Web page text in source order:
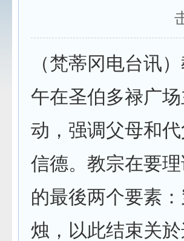
（梵蒂冈电台讯
午在圣伯多禄广
动，强调父母和
信德。教宗在要
的最後两个要素
烛，以此结束关